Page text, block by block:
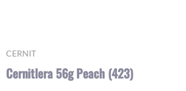
CERNIT
Cernitlera 56g Peach (423)
Skip
the